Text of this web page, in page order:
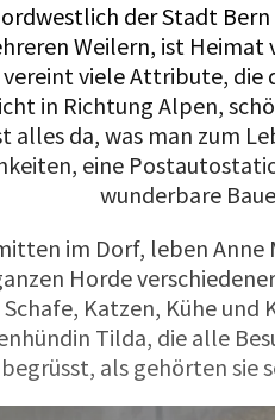
der Stadt
Weilern, ist Heimat
viele Attribute, die
in Richtung Alpen,
alles da, was man zum
eine
wunderbare
im Dorf, leben
Horde
Katzen, Kühe und
Tilda, die alle
begrüsst, als gehörten sie